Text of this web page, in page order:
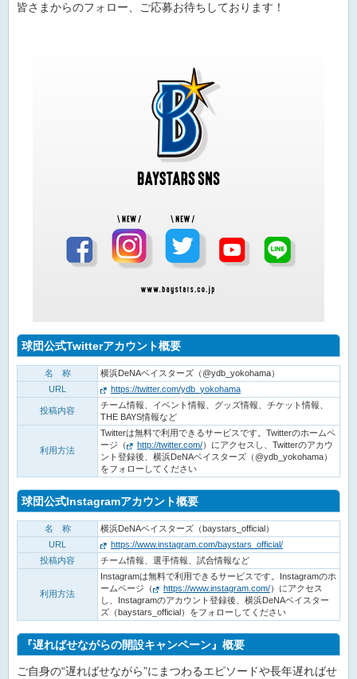
皆さまからのフォロー、ご応募お待ちしております！
球団公式Twitterアカウント概要
名 称
横浜DeNAベイスターズ（@ydb_yokohama）
URL
https://twitter.com/ydb_yokohama
投稿内容
チーム情報、イベント情報、グッズ情報、チケット情報、
THE BAYS情報など
利用方法
Twitterは無料で利用できるサービスです。Twitterのホームペ
ージ（
http://twitter.com/）にアクセスし、Twitterのアカウ
ント登録後、横浜DeNAベイスターズ（@ydb_yokohama）
をフォローしてください
球団公式Instagramアカウント概要
名 称
横浜DeNAベイスターズ（baystars_official）
URL
https://www.instagram.com/baystars_official/
投稿内容
チーム情報、選手情報、試合情報など
利用方法
Instagramは無料で利用できるサービスです。Instagramのホ
ームページ（
https://www.instagram.com/）にアクセス
し、Instagramのアカウント登録後、横浜DeNAベイスター
ズ（baystars_official）をフォローしてください
『遅ればせながらの開設キャンペーン』概要
ご自身の“遅ればせながら”にまつわるエピソードや長年遅ればせ